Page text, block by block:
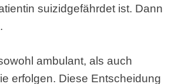
suizidgefährdet ist. Dann
ambulant, als auch
erfolgen. Diese Entscheidung